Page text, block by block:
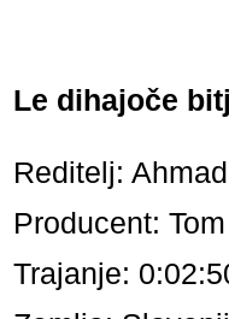
Le dihajoče
Reditelj:
Producent:
Trajanje: